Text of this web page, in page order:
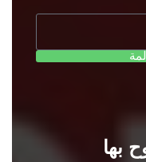
بها